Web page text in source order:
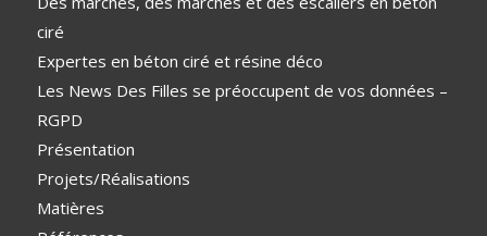
ciré
Expertes en béton ciré et résine déco
Les News Des Filles se préoccupent de vos données –
RGPD
Présentation
Projets/Réalisations
Matières